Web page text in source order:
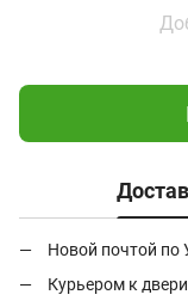
Новой почтой по
Курьером к